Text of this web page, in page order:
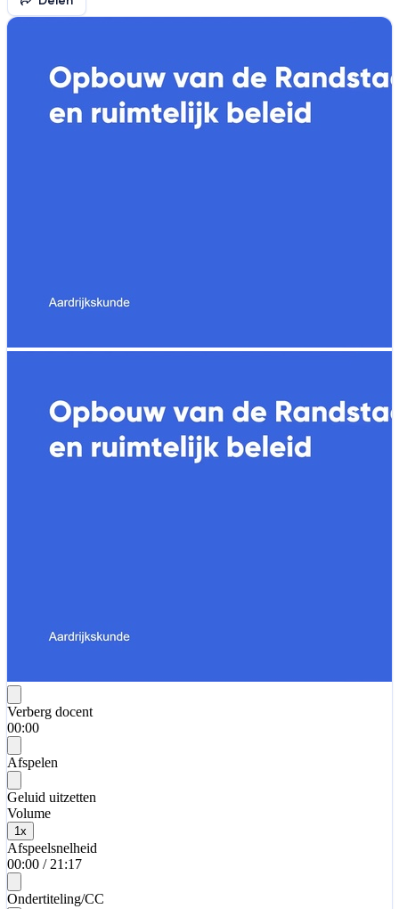
Verberg docent
00:00
Afspelen
Geluid uitzetten
Volume
1 x
Afspeelsnelheid
00:00 / 21:17
Ondertiteling/CC